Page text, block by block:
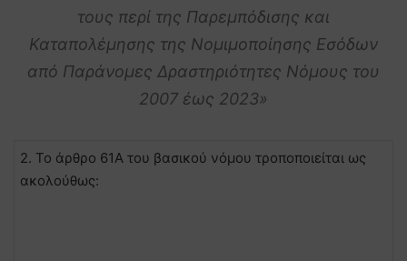
τους περί της Παρεμπόδισης και
Καταπολέμησης της Νομιμοποίησης Εσόδων
από Παράνομες Δραστηριότητες Νόμους του
2007 έως 2023»
2. Το άρθρο 61Α του βασικού νόμου τροποποιείται ως
ακολούθως: